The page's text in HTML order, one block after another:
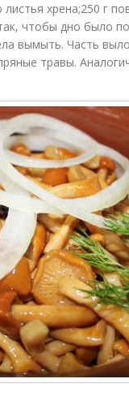
хрена;250 г
чтобы дно было
вымыть. Часть
травы.